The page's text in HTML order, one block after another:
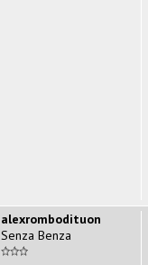
alexrombodituon
Senza Benza